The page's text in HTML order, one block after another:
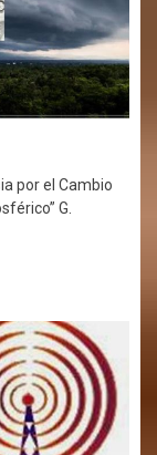
por el Cambio
G.